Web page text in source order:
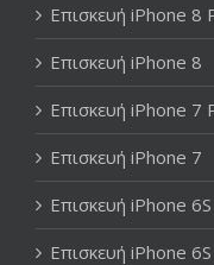
Επισκευή iPhone 8
Επισκευή iPhone 8
Επισκευή iPhone 7
Επισκευή iPhone 7
Επισκευή iPhone
Επισκευή iPhone 6S